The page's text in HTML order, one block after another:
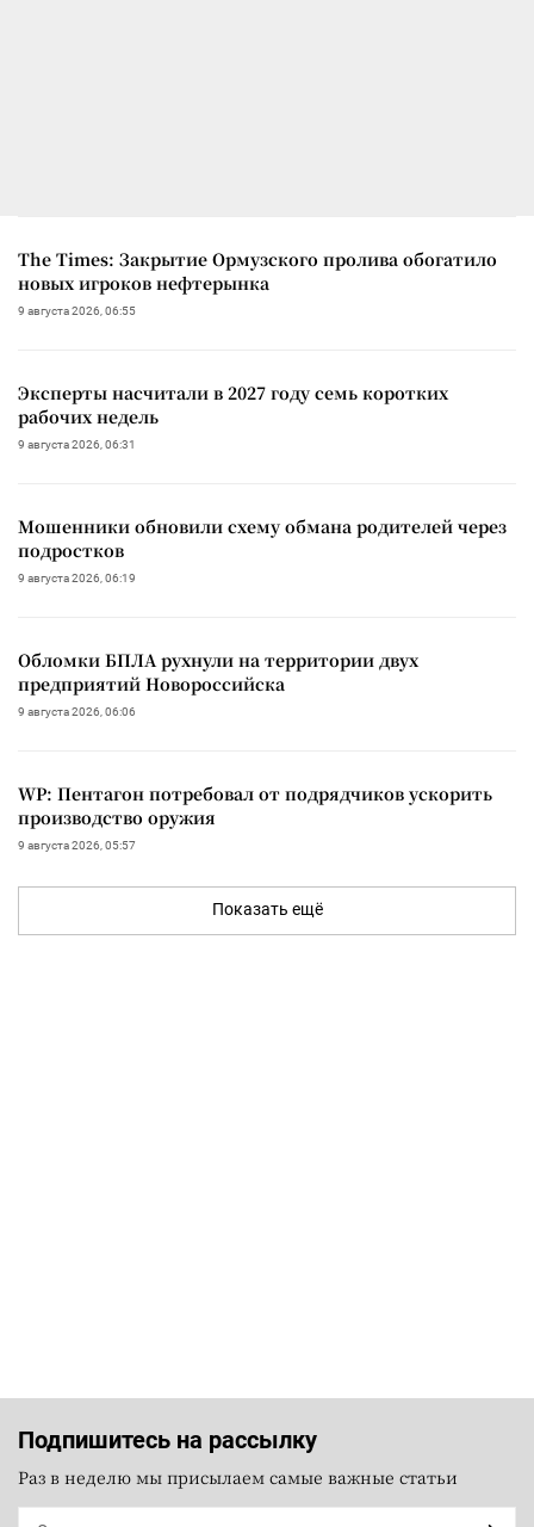
The Times: Закрытие Ормузского пролива обогатило
новых игроков нефтерынка
9 августа 2026, 06:55
Эксперты насчитали в 2027 году семь коротких
рабочих недель
9 августа 2026, 06:31
Мошенники обновили схему обмана родителей через
подростков
9 августа 2026, 06:19
Обломки БПЛА рухнули на территории двух
предприятий Новороссийска
9 августа 2026, 06:06
WP: Пентагон потребовал от подрядчиков ускорить
производство оружия
9 августа 2026, 05:57
Показать ещё
Подпишитесь на рассылку
Раз в неделю мы присылаем самые важные статьи